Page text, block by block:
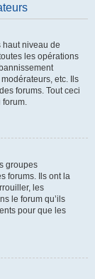
haut niveau de
les opérations
etc. Ils
forums. Tout ceci
forum.
groupes
forums. Ils ont la
les
le forum qu’ils
pour que les